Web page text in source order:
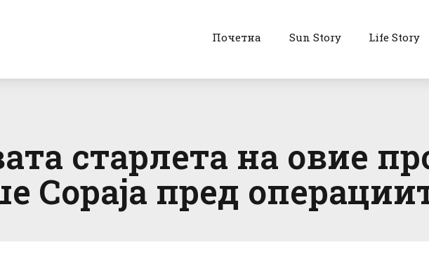
Почетна Sun Story Life Story
старлета на овие
Сораја пред